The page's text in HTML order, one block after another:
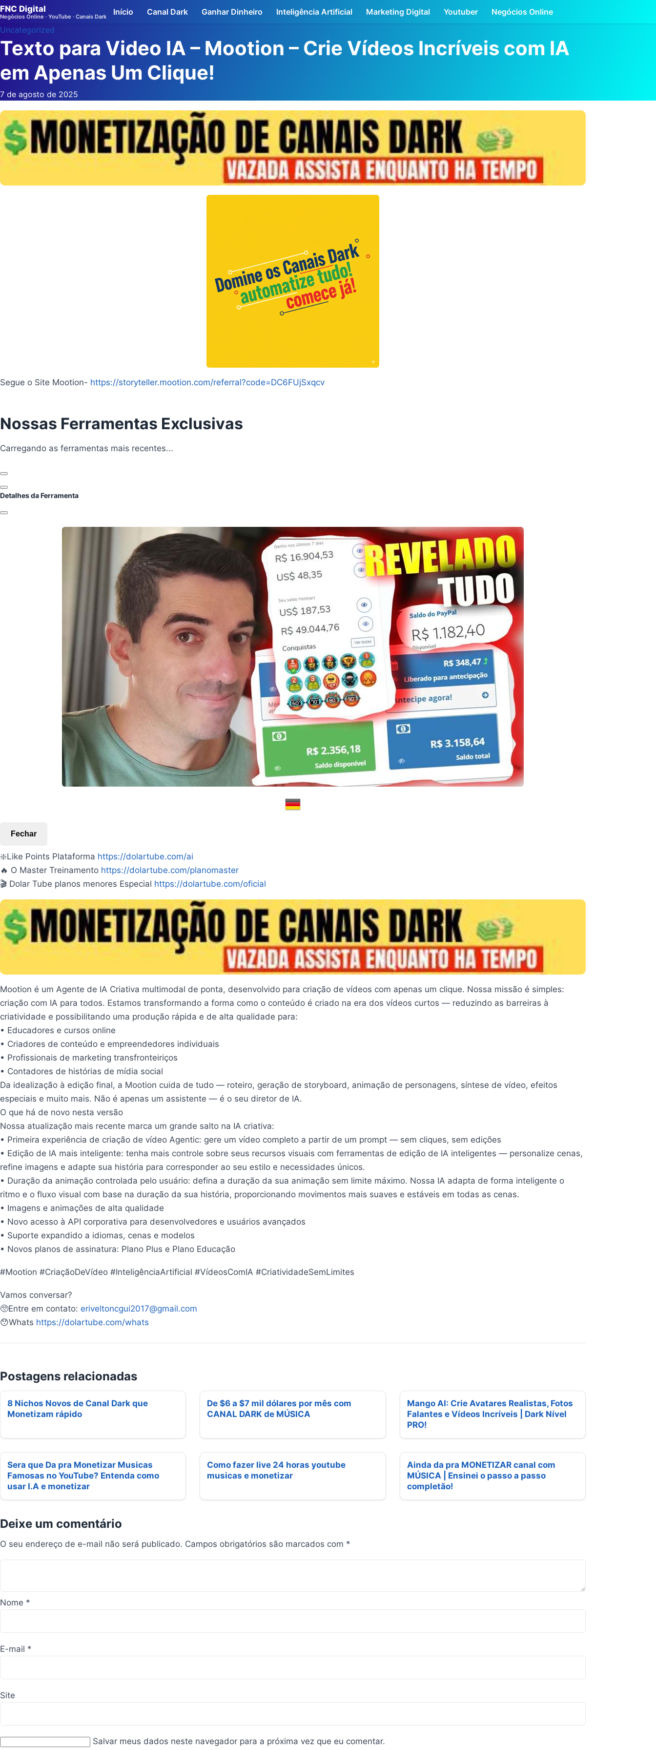
FNC Digital
Negócios Online · YouTube · Canais Dark Início Canal Dark Ganhar Dinheiro Inteligência Artificial Marketing Digital Youtuber
Negócios Online
Uncategorized
Texto para Video IA – Mootion – Crie Vídeos Incríveis com IA
em Apenas Um Clique!
7 de agosto de 2025
Segue o Site Mootion- https://storyteller.mootion.com/referral?code=DC6FUjSxqcv
Nossas Ferramentas Exclusivas
Carregando ferramentas...
Carregando as ferramentas mais recentes...
Anterior
Próximo
Detalhes da Ferramenta
Fechar
❇️Like Points Plataforma https://dolartube.com/ai
🔥 O Master Treinamento https://dolartube.com/planomaster
🎬 Dolar Tube planos menores Especial https://dolartube.com/oficial
Mootion é um Agente de IA Criativa multimodal de ponta, desenvolvido para criação de vídeos com apenas um clique. Nossa missão é simples:
criação com IA para todos. Estamos transformando a forma como o conteúdo é criado na era dos vídeos curtos — reduzindo as barreiras à
criatividade e possibilitando uma produção rápida e de alta qualidade para:
• Educadores e cursos online
• Criadores de conteúdo e empreendedores individuais
• Profissionais de marketing transfronteiriços
• Contadores de histórias de mídia social
Da idealização à edição final, a Mootion cuida de tudo — roteiro, geração de storyboard, animação de personagens, síntese de vídeo, efeitos
especiais e muito mais. Não é apenas um assistente — é o seu diretor de IA.
O que há de novo nesta versão
Nossa atualização mais recente marca um grande salto na IA criativa:
• Primeira experiência de criação de vídeo Agentic: gere um vídeo completo a partir de um prompt — sem cliques, sem edições
• Edição de IA mais inteligente: tenha mais controle sobre seus recursos visuais com ferramentas de edição de IA inteligentes — personalize cenas,
refine imagens e adapte sua história para corresponder ao seu estilo e necessidades únicos.
• Duração da animação controlada pelo usuário: defina a duração da sua animação sem limite máximo. Nossa IA adapta de forma inteligente o
ritmo e o fluxo visual com base na duração da sua história, proporcionando movimentos mais suaves e estáveis em todas as cenas.
• Imagens e animações de alta qualidade
• Novo acesso à API corporativa para desenvolvedores e usuários avançados
• Suporte expandido a idiomas, cenas e modelos
• Novos planos de assinatura: Plano Plus e Plano Educação
#Mootion #CriaçãoDeVídeo #InteligênciaArtificial #VídeosComIA #CriatividadeSemLimites
Vamos conversar?
🥺Entre em contato: eriveltoncgui2017@gmail.com
😯Whats https://dolartube.com/whats
Postagens relacionadas
8 Nichos Novos de Canal Dark que
Monetizam rápido
De $6 a $7 mil dólares por mês com
CANAL DARK de MÚSICA
Mango AI: Crie Avatares Realistas, Fotos
Falantes e Vídeos Incríveis | Dark Nível
PRO!
Sera que Da pra Monetizar Musicas
Famosas no YouTube? Entenda como
usar I.A e monetizar
Como fazer live 24 horas youtube
musicas e monetizar
Ainda da pra MONETIZAR canal com
MÚSICA | Ensinei o passo a passo
completão!
Deixe um comentário
O seu endereço de e-mail não será publicado. Campos obrigatórios são marcados com *
Nome *
E-mail *
Site
Salvar meus dados neste navegador para a próxima vez que eu comentar.